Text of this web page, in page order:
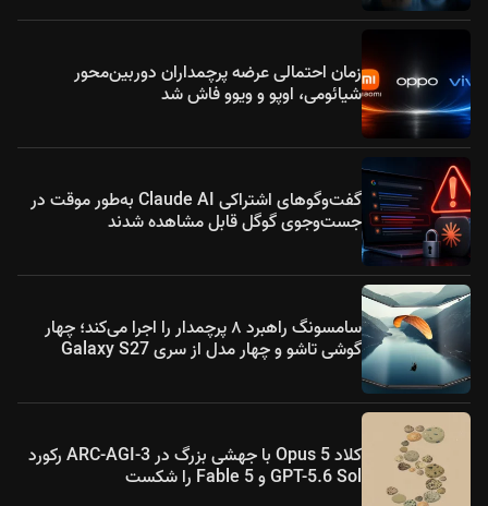
زمان احتمالی عرضه پرچمداران دوربین‌محور
شیائومی، اوپو و ویوو فاش شد
گفت‌وگوهای اشتراکی Claude AI به‌طور موقت در
جست‌وجوی گوگل قابل مشاهده شدند
سامسونگ راهبرد ۸ پرچمدار را اجرا می‌کند؛ چهار
گوشی تاشو و چهار مدل از سری Galaxy S27
کلاد Opus 5 با جهشی بزرگ در ARC-AGI-3 رکورد
GPT-5.6 Sol و Fable 5 را شکست